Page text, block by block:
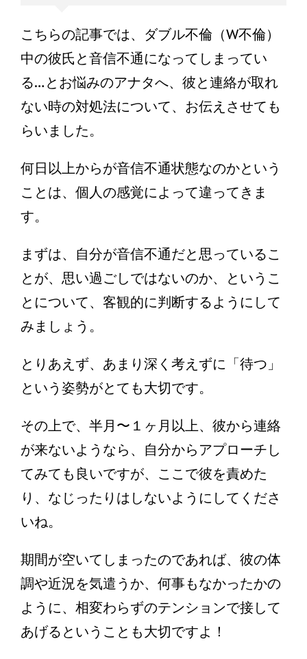
こちらの記事では、ダブル不倫（W不倫）
中の彼氏と音信不通になってしまってい
る…とお悩みのアナタへ、彼と連絡が取れ
ない時の対処法について、お伝えさせても
らいました。
何日以上からが音信不通状態なのかという
ことは、個人の感覚によって違ってきま
す。
まずは、自分が音信不通だと思っているこ
とが、思い過ごしではないのか、というこ
とについて、客観的に判断するようにして
みましょう。
とりあえず、あまり深く考えずに「待つ」
という姿勢がとても大切です。
その上で、半月〜１ヶ月以上、彼から連絡
が来ないようなら、自分からアプローチし
てみても良いですが、ここで彼を責めた
り、なじったりはしないようにしてくださ
いね。
期間が空いてしまったのであれば、彼の体
調や近況を気遣うか、何事もなかったかの
ように、相変わらずのテンションで接して
あげるということも大切ですよ！